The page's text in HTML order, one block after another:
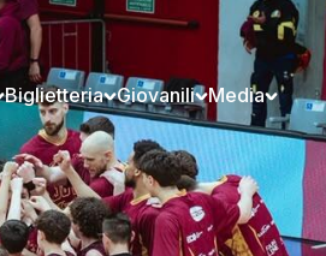
Biglietteria Giovanili Media